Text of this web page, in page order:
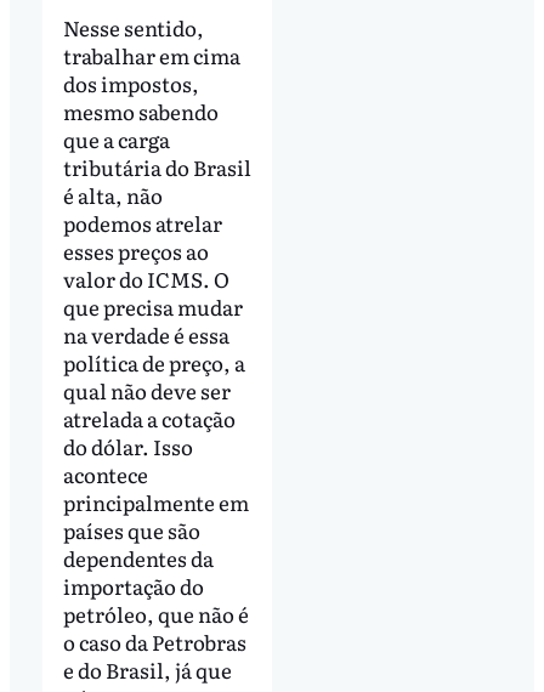
Nesse sentido,
trabalhar em cima
dos impostos,
mesmo sabendo
que a carga
tributária do Brasil
é alta, não
podemos atrelar
esses preços ao
valor do ICMS. O
que precisa mudar
na verdade é essa
política de preço, a
qual não deve ser
atrelada a cotação
do dólar. Isso
acontece
principalmente em
países que são
dependentes da
importação do
petróleo, que não é
o caso da Petrobras
e do Brasil, já que